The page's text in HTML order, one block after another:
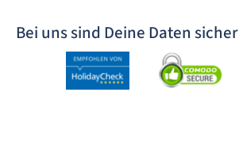
Bei uns sind Deine Daten sicher